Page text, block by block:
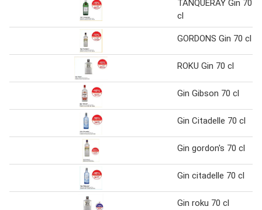
TANQUERAY Gin 70
cl
GORDONS Gin 70 cl
ROKU Gin 70 cl
Gin Gibson 70 cl
Gin Citadelle 70 cl
Gin gordon's 70 cl
Gin citadelle 70 cl
Gin roku 70 cl